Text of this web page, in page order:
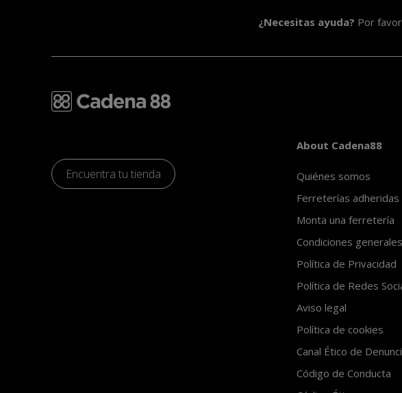
¿Necesitas ayuda? Por
Encuentra tu tienda
About Cadena88
Quiénes somos
Ferreterías adheridas
Monta una ferretería
Condiciones generales
Política de Privacidad
Política de Redes
Aviso legal
Política de cookies
Canal Ético de
Código de Conducta